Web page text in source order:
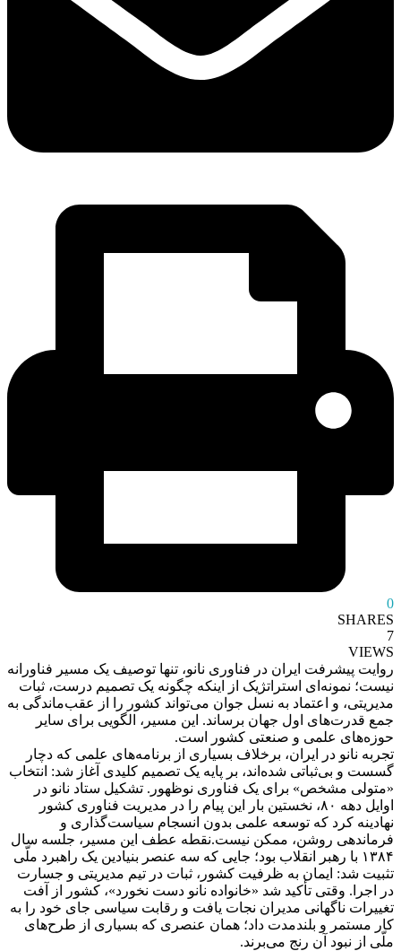
0
SHARES
7
VIEWS
روایت پیشرفت ایران در فناوری نانو، تنها توصیف یک مسیر فناورانه
نیست؛ نمونه‌ای استراتژیک از اینکه چگونه یک تصمیم درست، ثبات
مدیریتی، و اعتماد به نسل جوان می‌تواند کشور را از عقب‌ماندگی به
جمع قدرت‌های اول جهان برساند. این مسیر، الگویی برای سایر
حوزه‌های علمی و صنعتی کشور است.
تجربه نانو در ایران، برخلاف بسیاری از برنامه‌های علمی که دچار
گسست و بی‌ثباتی شده‌اند، بر پایه یک تصمیم کلیدی آغاز شد: انتخاب
«متولی مشخص» برای یک فناوری نوظهور. تشکیل ستاد نانو در
اوایل دهه ۸۰، نخستین بار این پیام را در مدیریت فناوری کشور
نهادینه کرد که توسعه علمی بدون انسجام سیاست‌گذاری و
فرماندهی روشن، ممکن نیست.نقطه عطف این مسیر، جلسه سال
۱۳۸۴ با رهبر انقلاب بود؛ جایی که سه عنصر بنیادین یک راهبرد ملّی
تثبیت شد: ایمان به ظرفیت کشور، ثبات در تیم مدیریتی و جسارت
در اجرا. وقتی تأکید شد «خانواده نانو دست نخورد»، کشور از آفت
تغییرات ناگهانی مدیران نجات یافت و رقابت سیاسی جای خود را به
کار مستمر و بلندمدت داد؛ همان عنصری که بسیاری از طرح‌های
ملّی از نبود آن رنج می‌برند.